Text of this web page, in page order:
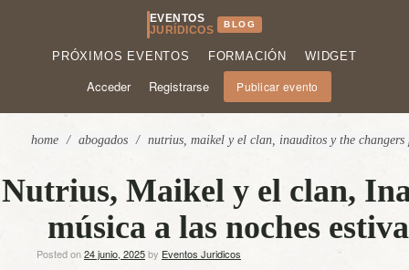
EVENTOS
JURÍDICOS
BLOG
PRÓXIMOS EVENTOS FORMACIÓN WIDGET
Acceder Registrarse Publicar evento
home / abogados / nutrius, maikel y el clan, inauditos y the
Nutrius, Maikel y el clan,
música a las noches
Posted on24 junio, 2025by Eventos Juridicos